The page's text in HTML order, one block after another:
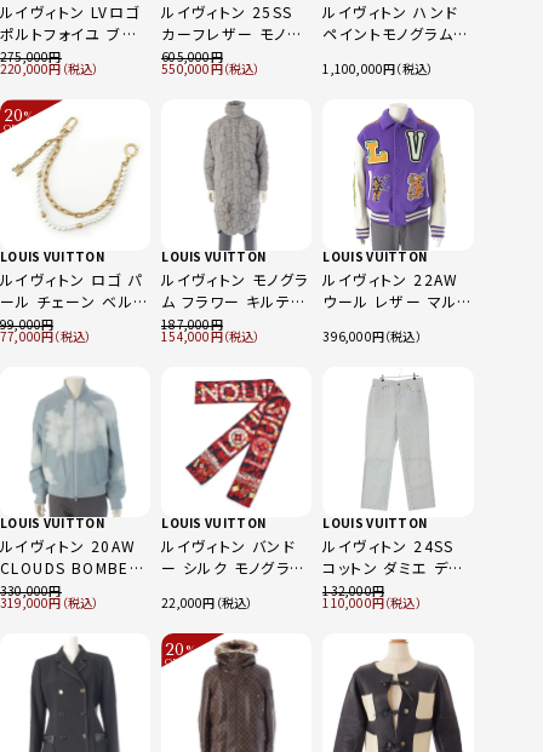
ルイヴィトン LVロゴ
ポルトフォイユ ブラ
ザ クロコダイル ウォ
レット 長財布 グレー
×ブルー
275,000
220,000
ルイヴィトン 25SS
カーフレザー モノグ
ラム ブローニュ ホー
ボー 2way ショルダ
ーバッグ M14196 ブ
605,000
550,000
ルイヴィトン ハンド
ペイントモノグラム
トランク アタッシュケ
ース キャリーバッグ
ブラウン
1,100,000
20%
OFF
LOUIS VUITTON
ルイヴィトン ロゴ パ
ール チェーン ベルト
バッグ チャーム
M01689 ゴールド ホ
99,000
77,000
LOUIS VUITTON
ルイヴィトン モノグラ
ム フラワー キルテッ
ド ロング コート アウ
ター HIK62ETYX グ
187,000
154,000
LOUIS VUITTON
ルイヴィトン 22AW
ウール レザー マルチ
シティ スタジャン ジ
1AAHH3 パープル
ホワイト 50
396,000
LOUIS VUITTON
ルイヴィトン 20AW
CLOUDS BOMBER
カーフスキン レザー
クラウズ ボンバー ジ
HJL98EYOK ブルー
330,000
319,000
LOUIS VUITTON
ルイヴィトン バンド
ー シルク モノグラム
ストール ショール レ
ッド
22,000
LOUIS VUITTON
ルイヴィトン 24SS
コットン ダミエ デニ
ムパンツ ジーンズ ボ
トムス RW241WB
イト×ブルー 40
132,000
110,000
20%
OFF